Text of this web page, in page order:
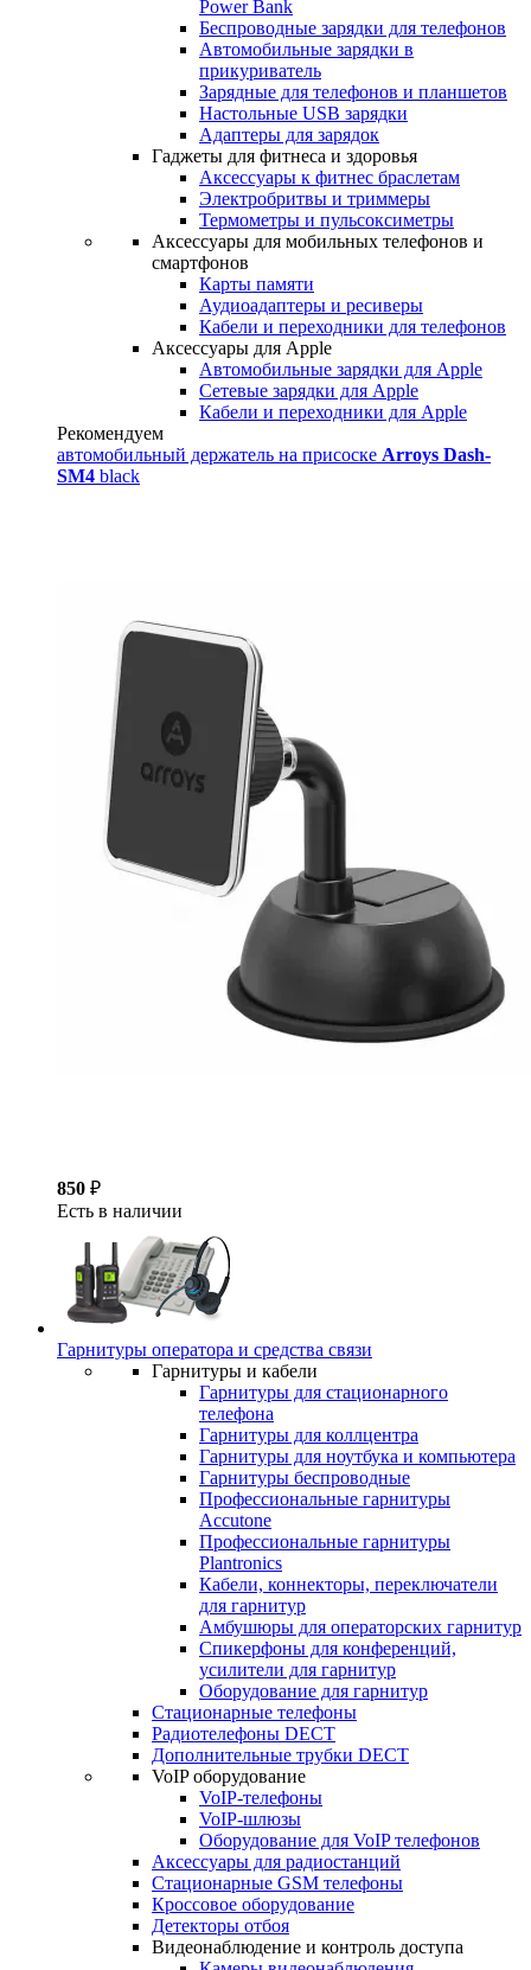
Power Bank
Беспроводные зарядки для телефонов
Автомобильные зарядки в
прикуриватель
Зарядные для телефонов и планшетов
Настольные USB зарядки
Адаптеры для зарядок
Гаджеты для фитнеса и здоровья
Аксессуары к фитнес браслетам
Электробритвы и триммеры
Термометры и пульсоксиметры
Аксессуары для мобильных телефонов и
смартфонов
Карты памяти
Аудиоадаптеры и ресиверы
Кабели и переходники для телефонов
Аксессуары для Apple
Автомобильные зарядки для Apple
Сетевые зарядки для Apple
Кабели и переходники для Apple
Рекомендуем
автомобильный держатель на присоске Arroys Dash-
SM4 black
850 ₽
Есть в наличии
Гарнитуры оператора и средства связи
Гарнитуры и кабели
Гарнитуры для стационарного
телефона
Гарнитуры для коллцентра
Гарнитуры для ноутбука и компьютера
Гарнитуры беспроводные
Профессиональные гарнитуры
Accutone
Профессиональные гарнитуры
Plantronics
Кабели, коннекторы, переключатели
для гарнитур
Амбушюры для операторских гарнитур
Cпикерфоны для конференций,
усилители для гарнитур
Оборудование для гарнитур
Стационарные телефоны
Радиотелефоны DECT
Дополнительные трубки DECT
VoIP оборудование
VoIP-телефоны
VoIP-шлюзы
Оборудование для VoIP телефонов
Аксессуары для радиостанций
Стационарные GSM телефоны
Кроссовое оборудование
Детекторы отбоя
Видеонаблюдение и контроль доступа